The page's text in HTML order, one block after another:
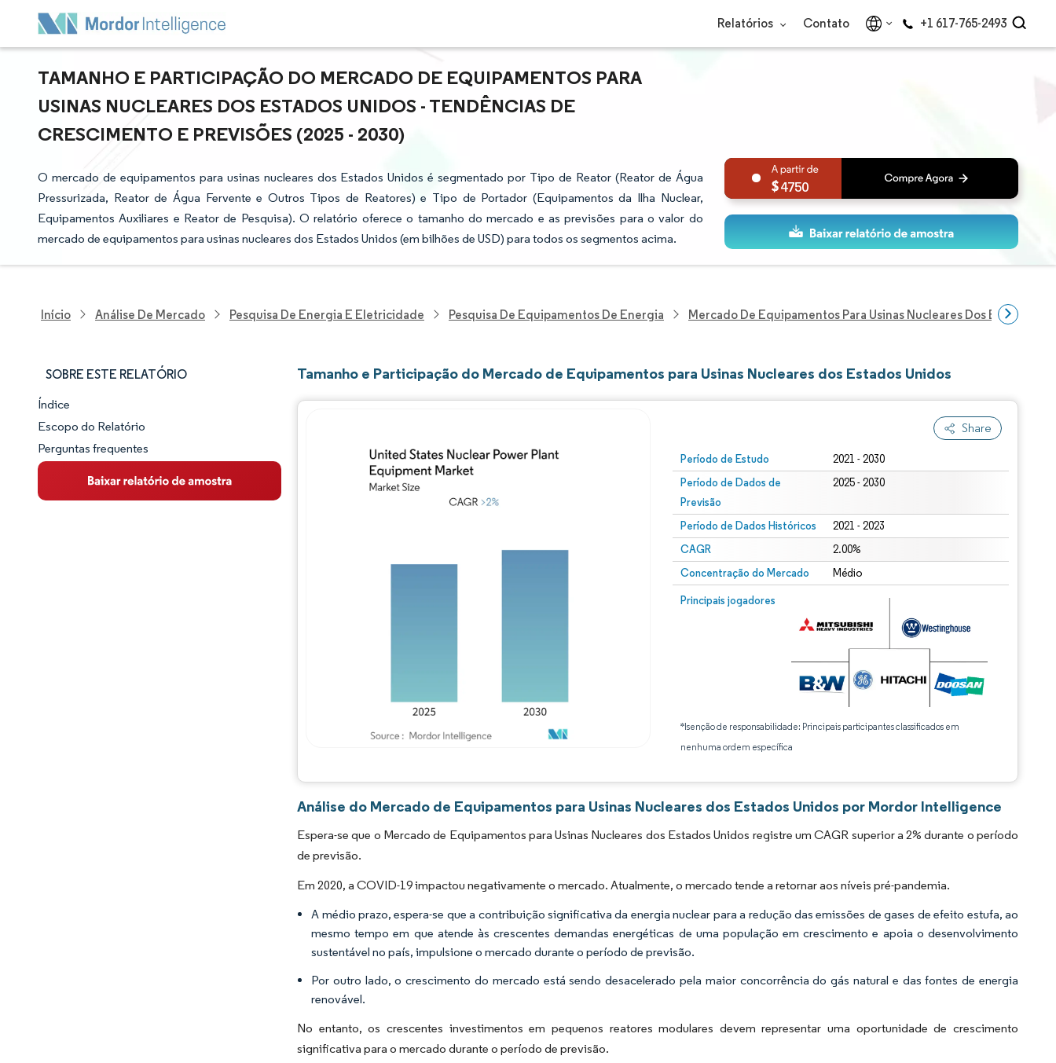
Relatórios Contato +1 617-765-2493
TAMANHO E PARTICIPAÇÃO DO MERCADO DE EQUIPAMENTOS PARA
USINAS NUCLEARES DOS ESTADOS UNIDOS - TENDÊNCIAS DE
CRESCIMENTO E PREVISÕES (2025 - 2030)
O mercado de equipamentos para usinas nucleares dos Estados Unidos é segmentado por Tipo de Reator (Reator de Água
Pressurizada, Reator de Água Fervente e Outros Tipos de Reatores) e Tipo de Portador (Equipamentos da Ilha Nuclear,
Equipamentos Auxiliares e Reator de Pesquisa). O relatório oferece o tamanho do mercado e as previsões para o valor do
mercado de equipamentos para usinas nucleares dos Estados Unidos (em bilhões de USD) para todos os segmentos acima.
4750
Início Análise De Mercado Pesquisa De Energia E Eletricidade Pesquisa De Equipamentos De Energia Mercado De Equipamentos Para Usinas Nucleares Dos Estados
SOBRE ESTE RELATÓRIO
Panorama do Mercado
Visão Geral do Mercado
Principais Tendências de Mercado
Índice
Escopo do Relatório
Perguntas frequentes
Tamanho e Participação do Mercado de Equipamentos para Usinas Nucleares dos Estados Unidos
Share
Período de Estudo 2021 - 2030
Período de Dados de
Previsão
2025 - 2030
Período de Dados Históricos 2021 - 2023
CAGR 2.00%
Concentração do Mercado Médio
Principais jogadores
*Isenção de responsabilidade: Principais participantes classificados em
nenhuma ordem específica
Análise do Mercado de Equipamentos para Usinas Nucleares dos Estados Unidos por Mordor Intelligence
Espera-se que o Mercado de Equipamentos para Usinas Nucleares dos Estados Unidos registre um CAGR superior a 2% durante o período
de previsão.
Em 2020, a COVID-19 impactou negativamente o mercado. Atualmente, o mercado tende a retornar aos níveis pré-pandemia.
A médio prazo, espera-se que a contribuição significativa da energia nuclear para a redução das emissões de gases de efeito estufa, ao
mesmo tempo em que atende às crescentes demandas energéticas de uma população em crescimento e apoia o desenvolvimento
sustentável no país, impulsione o mercado durante o período de previsão.
Por outro lado, o crescimento do mercado está sendo desacelerado pela maior concorrência do gás natural e das fontes de energia
renovável.
No entanto, os crescentes investimentos em pequenos reatores modulares devem representar uma oportunidade de crescimento
significativa para o mercado durante o período de previsão.